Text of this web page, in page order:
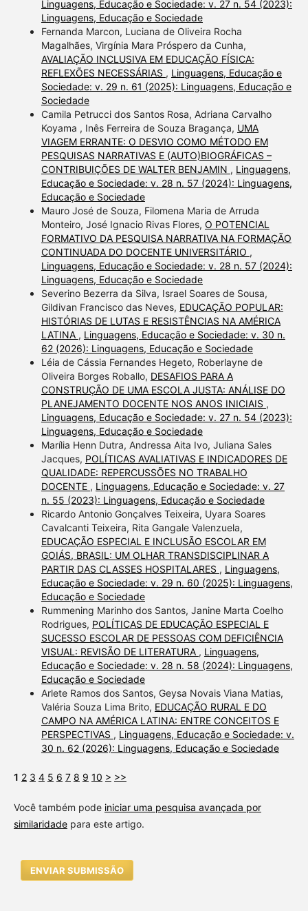
Linguagens, Educação e Sociedade: v. 27 n. 54 (2023):
Linguagens, Educação e Sociedade
Fernanda Marcon, Luciana de Oliveira Rocha
Magalhães, Virgínia Mara Próspero da Cunha,
AVALIAÇÃO INCLUSIVA EM EDUCAÇÃO FÍSICA:
REFLEXÕES NECESSÁRIAS , Linguagens, Educação e
Sociedade: v. 29 n. 61 (2025): Linguagens, Educação e
Sociedade
Camila Petrucci dos Santos Rosa, Adriana Carvalho
Koyama , Inês Ferreira de Souza Bragança, UMA
VIAGEM ERRANTE: O DESVIO COMO MÉTODO EM
PESQUISAS NARRATIVAS E (AUTO)BIOGRÁFICAS –
CONTRIBUIÇÕES DE WALTER BENJAMIN , Linguagens,
Educação e Sociedade: v. 28 n. 57 (2024): Linguagens,
Educação e Sociedade
Mauro José de Souza, Filomena Maria de Arruda
Monteiro, José Ignacio Rivas Flores, O POTENCIAL
FORMATIVO DA PESQUISA NARRATIVA NA FORMAÇÃO
CONTINUADA DO DOCENTE UNIVERSITÁRIO ,
Linguagens, Educação e Sociedade: v. 28 n. 57 (2024):
Linguagens, Educação e Sociedade
Severino Bezerra da Silva, Israel Soares de Sousa,
Gildivan Francisco das Neves, EDUCAÇÃO POPULAR:
HISTÓRIAS DE LUTAS E RESISTÊNCIAS NA AMÉRICA
LATINA , Linguagens, Educação e Sociedade: v. 30 n.
62 (2026): Linguagens, Educação e Sociedade
Léia de Cássia Fernandes Hegeto, Roberlayne de
Oliveira Borges Roballo, DESAFIOS PARA A
CONSTRUÇÃO DE UMA ESCOLA JUSTA: ANÁLISE DO
PLANEJAMENTO DOCENTE NOS ANOS INICIAIS ,
Linguagens, Educação e Sociedade: v. 27 n. 54 (2023):
Linguagens, Educação e Sociedade
Marília Henn Dutra, Andressa Aita Ivo, Juliana Sales
Jacques, POLÍTICAS AVALIATIVAS E INDICADORES DE
QUALIDADE: REPERCUSSÕES NO TRABALHO
DOCENTE , Linguagens, Educação e Sociedade: v. 27
n. 55 (2023): Linguagens, Educação e Sociedade
Ricardo Antonio Gonçalves Teixeira, Uyara Soares
Cavalcanti Teixeira, Rita Gangale Valenzuela,
EDUCAÇÃO ESPECIAL E INCLUSÃO ESCOLAR EM
GOIÁS, BRASIL: UM OLHAR TRANSDISCIPLINAR A
PARTIR DAS CLASSES HOSPITALARES , Linguagens,
Educação e Sociedade: v. 29 n. 60 (2025): Linguagens,
Educação e Sociedade
Rummening Marinho dos Santos, Janine Marta Coelho
Rodrigues, POLÍTICAS DE EDUCAÇÃO ESPECIAL E
SUCESSO ESCOLAR DE PESSOAS COM DEFICIÊNCIA
VISUAL: REVISÃO DE LITERATURA , Linguagens,
Educação e Sociedade: v. 28 n. 58 (2024): Linguagens,
Educação e Sociedade
Arlete Ramos dos Santos, Geysa Novais Viana Matias,
Valéria Souza Lima Brito, EDUCAÇÃO RURAL E DO
CAMPO NA AMÉRICA LATINA: ENTRE CONCEITOS E
PERSPECTIVAS , Linguagens, Educação e Sociedade: v.
30 n. 62 (2026): Linguagens, Educação e Sociedade
1 2 3 4 5 6 7 8 9 10 > >>
Você também pode iniciar uma pesquisa avançada por
similaridadepara este artigo.
ENVIAR SUBMISSÃO